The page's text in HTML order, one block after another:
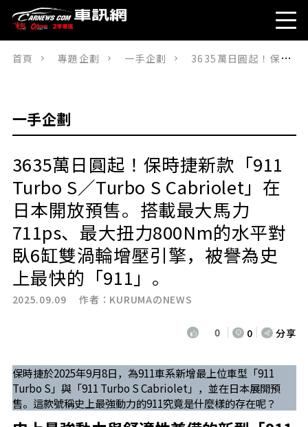
首頁 專題企劃 一手企劃 3635萬日圓起！保時捷新款「911 Turbo S／Turbo S Cabriolet」在日本開放預售。搭載最大馬力711ps、最大扭力800Nm的水平對臥6缸雙渦輪增壓引擎，被譽為史上最快的「911」。
一手企劃
3635萬日圓起！保時捷新款「911
Turbo S／Turbo S Cabriolet」在
日本開放預售。搭載最大馬力
711ps、最大扭力800Nm的水平對
臥6缸雙渦輪增壓引擎，被譽為史
上最快的「911」。
2025.09.09 作者： KURUMAのNEWS
0 0 分享
保時捷於2025年9月8日，為911車系新增最上位車型「911
Turbo S」與「911 Turbo S Cabriolet」，並在日本展開預
售。這款號稱史上最強動力的911究竟是什麼樣的存在呢？